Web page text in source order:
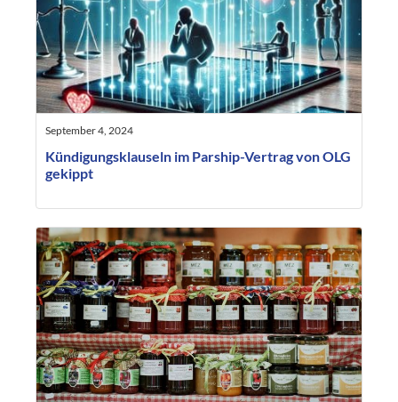
September 4, 2024
Kündigungsklauseln im Parship-Vertrag von OLG
gekippt